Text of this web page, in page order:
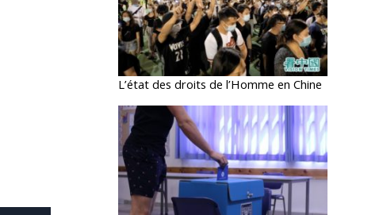
L’état des droits de l’Homme en Chine